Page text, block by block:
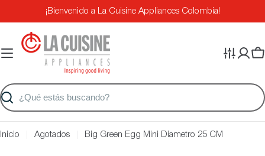
al
contenido
¡Bienvenido a La Cuisine Appliances Colombia!
Buscar
Inicio Agotados Big Green Egg Mini Diametro 25 CM